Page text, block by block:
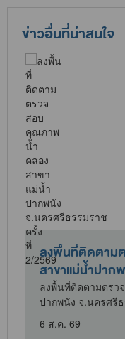
ข่าวอื่นที่น่าสนใจ
การฝึกอบรม เ
ตรวจวัดฝุ่นล
การฝึกอบรม เรื่อ
ละอองขนาดไม่เ
6 ส.ค. 69